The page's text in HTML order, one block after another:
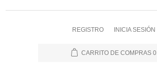
REGISTRO INICIA SESIÓN
CARRITO DE COMPRAS 0